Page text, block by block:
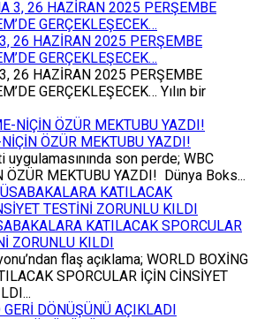
26 HAZİRAN 2025 PERŞEMBE
GERÇEKLEŞECEK…
26 HAZİRAN 2025 PERŞEMBE
GERÇEKLEŞECEK… Yılın bir
ÖZÜR MEKTUBU YAZDI!
son perde; WBC
ÖZÜR MEKTUBU YAZDI! Dünya Boks...
KATILACAK SPORCULAR
ZORUNLU KILDI
flaş açıklama; WORLD BOXİNG
SPORCULAR İÇİN CİNSİYET